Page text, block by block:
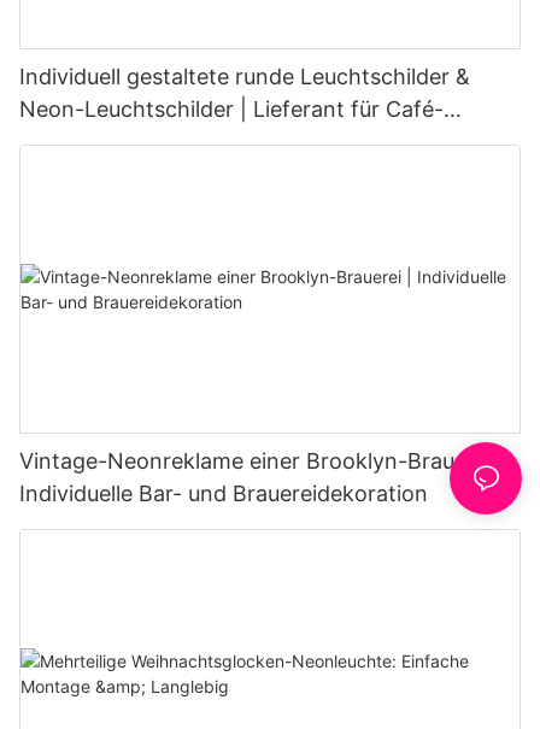
Individuell gestaltete runde Leuchtschilder &
Neon-Leuchtschilder | Lieferant für Café-
Neonbeleuchtung
Vintage-Neonreklame einer Brooklyn-Brauerei |
Individuelle Bar- und Brauereidekoration